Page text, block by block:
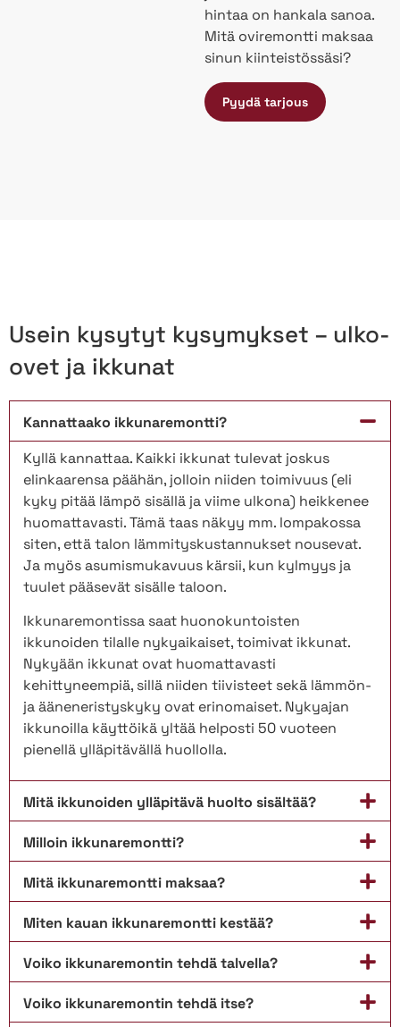
hintaa on hankala sanoa.
Mitä oviremontti maksaa
sinun kiinteistössäsi?
Pyydä tarjous
Usein kysytyt kysymykset – ulko-
ovet ja ikkunat
Kannattaako ikkunaremontti?
Kyllä kannattaa. Kaikki ikkunat tulevat joskus
elinkaarensa päähän, jolloin niiden toimivuus (eli
kyky pitää lämpö sisällä ja viime ulkona) heikkenee
huomattavasti. Tämä taas näkyy mm. lompakossa
siten, että talon lämmityskustannukset nousevat.
Ja myös asumismukavuus kärsii, kun kylmyys ja
tuulet pääsevät sisälle taloon.
Ikkunaremontissa saat huonokuntoisten
ikkunoiden tilalle nykyaikaiset, toimivat ikkunat.
Nykyään ikkunat ovat huomattavasti
kehittyneempiä, sillä niiden tiivisteet sekä lämmön-
ja ääneneristyskyky ovat erinomaiset. Nykyajan
ikkunoilla käyttöikä yltää helposti 50 vuoteen
pienellä ylläpitävällä huollolla.
Mitä ikkunoiden ylläpitävä huolto sisältää?
Milloin ikkunaremontti?
Mitä ikkunaremontti maksaa?
Miten kauan ikkunaremontti kestää?
Voiko ikkunaremontin tehdä talvella?
Voiko ikkunaremontin tehdä itse?